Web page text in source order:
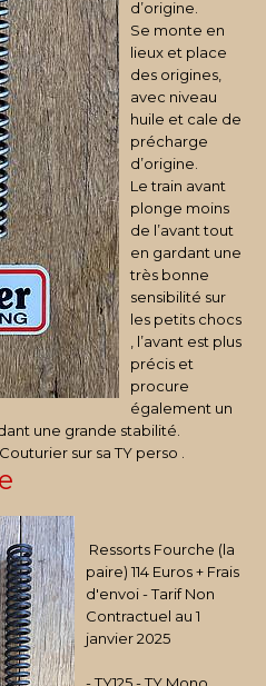
d’origine.
Se monte en
lieux et place
des origines,
avec niveau
huile et cale de
précharge
d’origine.
Le train avant
plonge moins
de l’avant tout
en gardant une
très bonne
sensibilité sur
les petits chocs
, l’avant est plus
précis et
procure
également un
une grande stabilité.
sur sa TY perso .
Ressorts Fourche (la
paire) 114 Euros + Frais
d'envoi - Tarif Non
Contractuel au 1
janvier 2025